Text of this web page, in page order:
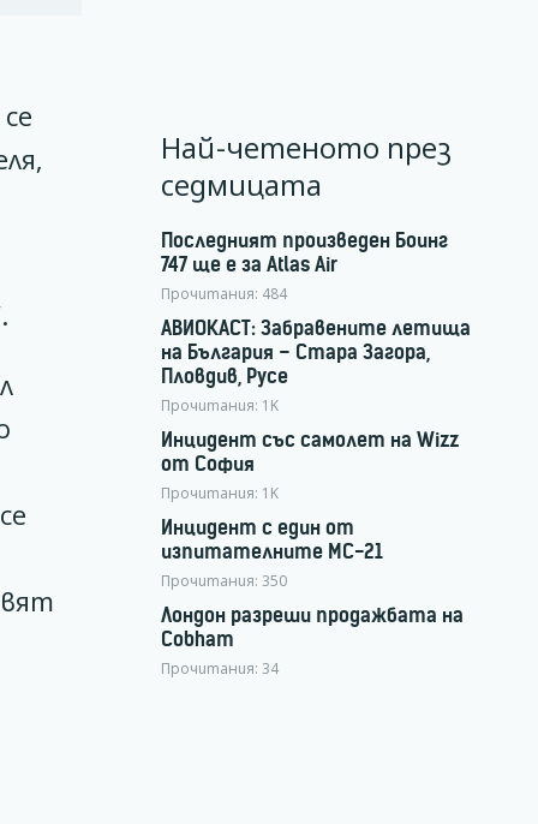
Най-четеното през
седмицата
Последният произведен Боинг
747 ще е за Atlas Air
Прочитания: 484
АВИОКАСТ: Забравените летища
на България – Стара Загора,
Пловдив, Русе
Прочитания: 1K
Инцидент със самолет на Wizz
от София
Прочитания: 1K
Инцидент с един от
изпитателните МС-21
Прочитания: 350
Лондон разреши продажбата на
Cobham
Прочитания: 34